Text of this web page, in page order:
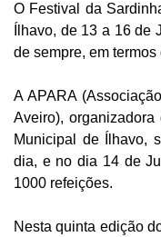
Lazer
O Festival da
Ílhavo, de 13 a 16
de sempre, em termos
A APARA
Aveiro),
Municipal de Ílhavo,
dia, e no dia 14 de
1000 refeições.
Nesta quinta edição